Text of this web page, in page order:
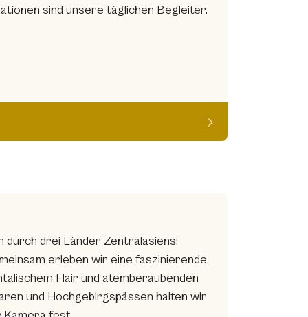
sind unsere täglichen Begleiter.
drei Länder Zentralasiens:
erleben wir eine faszinierende
Flair und atemberaubenden
und Hochgebirgspässen halten wir